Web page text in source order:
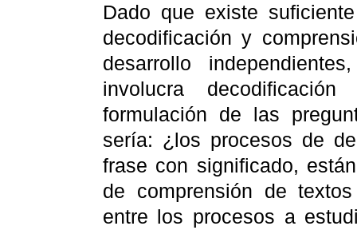
Dado que existe
decodificación y
desarrollo
involucra
formulación de las
sería: ¿los procesos de
frase con significado,
de comprensión de
entre los procesos a